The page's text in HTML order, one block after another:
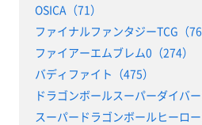
OSICA（71）
ファイナルファンタジーTCG（76
ファイアーエムブレム0（274）
バディファイト（475）
ドラゴンボールスーパーダイバー
スーパードラゴンボールヒーロー